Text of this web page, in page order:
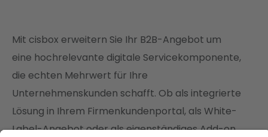
Mit cisbox erweitern Sie Ihr B2B-Angebot um
eine hochrelevante digitale Servicekomponente,
die echten Mehrwert für Ihre
Unternehmenskunden schafft. Ob als integrierte
Lösung in Ihrem Firmenkundenportal, als White-
Label-Angebot oder als eigenständiges Add-on